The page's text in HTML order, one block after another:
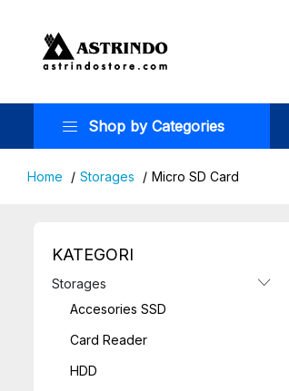
Shop by Categories
Home Storages Micro SD Card
KATEGORI
Storages
Accesories SSD
Card Reader
HDD